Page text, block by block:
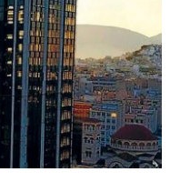
Βόλος